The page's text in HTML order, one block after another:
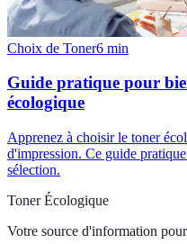
Choix de Toner6 min
Guide pratique pour
écologique
Apprenez à choisir le toner
d'impression. Ce guide
sélection.
Toner Écologique
Votre source d'information